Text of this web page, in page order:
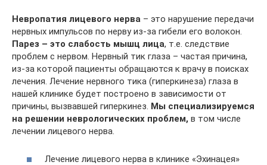
Невропатия лицевого нерва – это нарушение передачи
нервных импульсов по нерву из-за гибели его волокон.
Парез – это слабость мышц лица, т.е. следствие
проблем с нервом. Нервный тик глаза – частая причина,
из-за которой пациенты обращаются к врачу в поисках
лечения. Лечение нервного тика (гиперкинеза) глаза в
нашей клинике будет построено в зависимости от
причины, вызвавшей гиперкинез. Мы специализируемся
на решении неврологических проблем, в том числе
лечении лицевого нерва.
Лечение лицевого нерва в клинике «Эхинацея»